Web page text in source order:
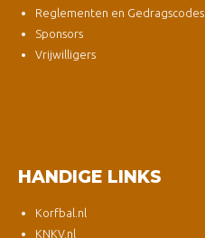
Reglementen en Gedragscodes
Sponsors
Vrijwilligers
HANDIGE LINKS
Korfbal.nl
KNKV.nl